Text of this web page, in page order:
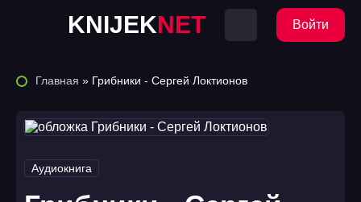
KNIJEKNET Войти
Главная » Грибники - Сергей Локтионов
Аудиокнига